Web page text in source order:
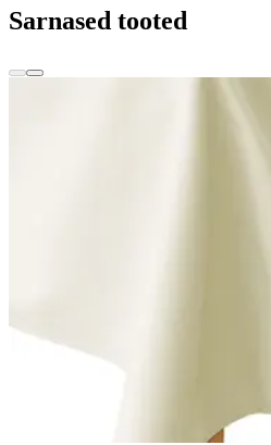
Sarnased tooted